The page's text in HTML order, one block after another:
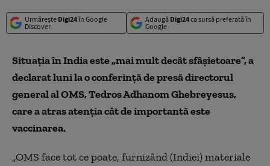
Urmărește Digi24în Google
Discover
Adaugă Digi24ca sursă preferată în
Google
Situaţia în India este „mai mult decât sfâşietoare”, a
declarat luni la o conferinţă de presă directorul
general al OMS, Tedros Adhanom Ghebreyesus,
care a atras atenţia cât de importantă este
vaccinarea.
„OMS face tot ce poate, furnizând (Indiei) materiale